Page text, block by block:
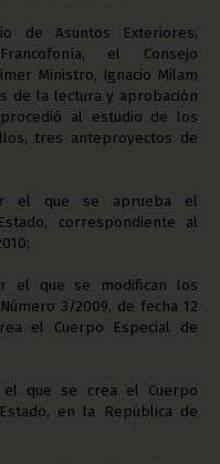
de Asuntos Exteriores,
el Consejo
Ministro, Ignacio Milam
de la lectura y aprobación
al estudio de los
tres anteproyectos de
el que se aprueba el
correspondiente al
el que se modifican los
3/2009, de fecha 12
el Cuerpo Especial de
que se crea el Cuerpo
en la República de